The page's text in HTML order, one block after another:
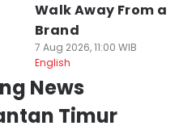
Walk Away From a
Brand
7 Aug 2026, 11:00 WIB
English
News
Timur